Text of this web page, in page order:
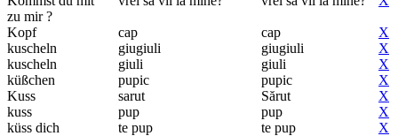
zu mir ?
Kopf cap cap
X
kuscheln
giugiuli giugiuli
X
kuscheln
giuli giuli
X
küßchen
pupic pupic
X
Kuss
sarut Sărut
X
kuss
pup pup
X
küss dich
te pup te pup
X